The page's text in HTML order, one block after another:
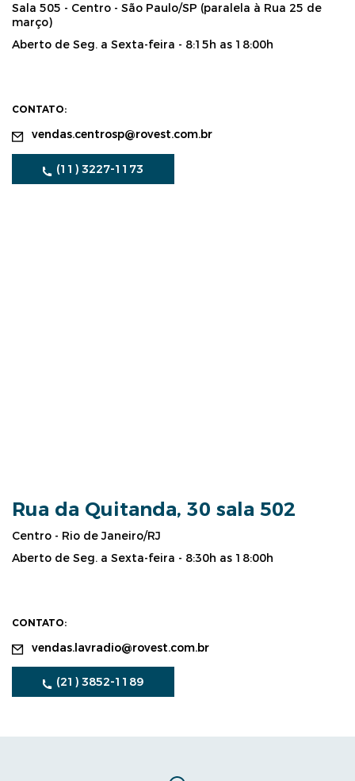
Sala 505 - Centro - São Paulo/SP (paralela à Rua 25 de
março)
Aberto de Seg. a Sexta-feira - 8:15h as 18:00h
CONTATO:
vendas.centrosp@rovest.com.br
(11) 3227-1173
Rua da Quitanda, 30 sala 502
Centro - Rio de Janeiro/RJ
Aberto de Seg. a Sexta-feira - 8:30h as 18:00h
CONTATO:
vendas.lavradio@rovest.com.br
(21) 3852-1189